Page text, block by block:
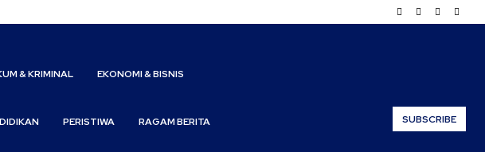
& KRIMINAL EKONOMI & BISNIS
PERISTIWA RAGAM BERITA SUBSCRIBE